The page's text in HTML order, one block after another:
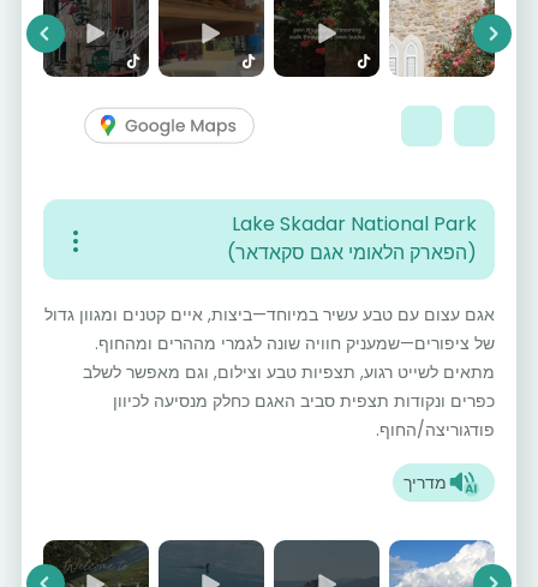
Next
Lake Skadar National Park
(הפארק הלאומי אגם סקאדאר)
אגם עצום עם טבע עשיר במיוחד—ביצות, איים קטנים ומגוון גדול
של ציפורים—שמעניק חוויה שונה לגמרי מההרים ומהחוף.
מתאים לשייט רגוע, תצפיות טבע וצילום, וגם מאפשר לשלב
כפרים ונקודות תצפית סביב האגם כחלק מנסיעה לכיוון
פודגוריצה/החוף.
מדריך